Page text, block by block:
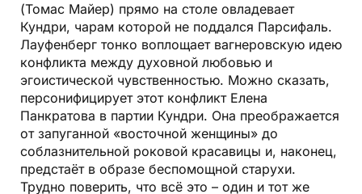
(Томас Майер) прямо на столе овладевает
Кундри, чарам которой не поддался Парсифаль.
Лауфенберг тонко воплощает вагнеровскую идею
конфликта между духовной любовью и
эгоистической чувственностью. Можно сказать,
персонифицирует этот конфликт Елена
Панкратова в партии Кундри. Она преображается
от запуганной «восточной женщины» до
соблазнительной роковой красавицы и, наконец,
предстаёт в образе беспомощной старухи.
Трудно поверить, что всё это – один и тот же